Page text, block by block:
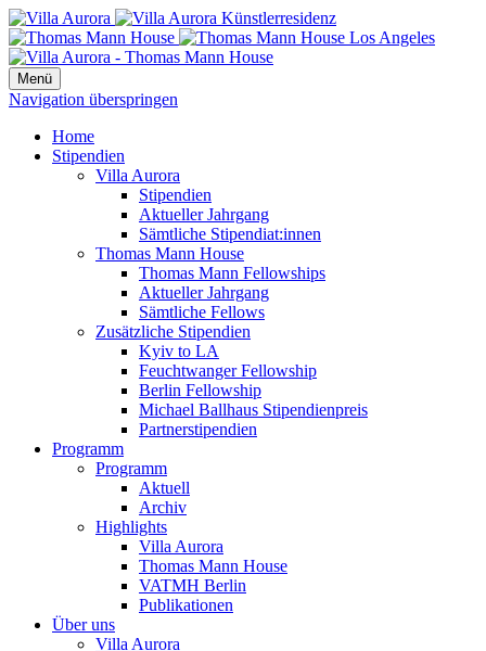
Menü
Navigation überspringen
Home
Stipendien
Villa Aurora
Stipendien
Aktueller Jahrgang
Sämtliche Stipendiat:innen
Thomas Mann House
Thomas Mann Fellowships
Aktueller Jahrgang
Sämtliche Fellows
Zusätzliche Stipendien
Kyiv to LA
Feuchtwanger Fellowship
Berlin Fellowship
Michael Ballhaus Stipendienpreis
Partnerstipendien
Programm
Programm
Aktuell
Archiv
Highlights
Villa Aurora
Thomas Mann House
VATMH Berlin
Publikationen
Über uns
Villa Aurora